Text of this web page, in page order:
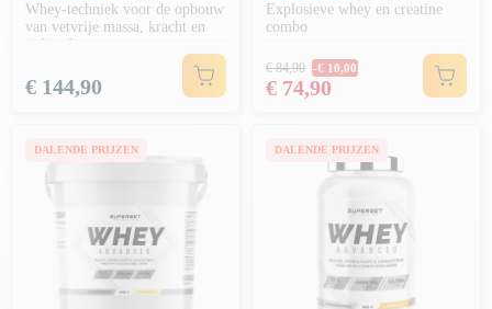
Whey-techniek voor de opbouw
van vetvrije massa, kracht en
uithoudingsvermogen
Prijs
€ 144,90
Explosieve whey en creatine
combo
Normale prijs
€ 84,90 -€ 10,00
Prijs
€ 74,90
DALENDE PRIJZEN DALENDE PRIJZEN